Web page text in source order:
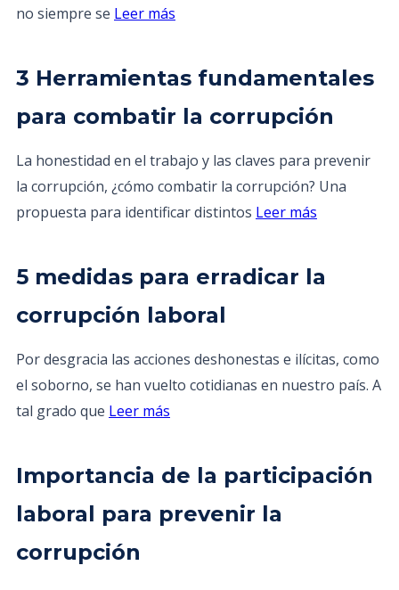
no siempre se Leer más
3 Herramientas fundamentales
para combatir la corrupción
La honestidad en el trabajo y las claves para prevenir
la corrupción, ¿cómo combatir la corrupción? Una
propuesta para identificar distintos Leer más
5 medidas para erradicar la
corrupción laboral
Por desgracia las acciones deshonestas e ilícitas, como
el soborno, se han vuelto cotidianas en nuestro país. A
tal grado que Leer más
Importancia de la participación
laboral para prevenir la
corrupción